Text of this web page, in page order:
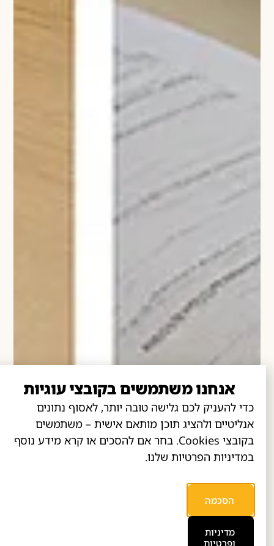
אנחנו משתמשים בקובצי עוגיות
כדי להעניק לכם גלישה טובה יותר, לאסוף נתונים
אנליטיים ולהציג תוכן מותאם אישית – משתמשים
בקובצי Cookies. בחר אם להסכים או קרא מידע נוסף
במדיניות הפרטיות שלנו.
הסכמה
מדיניות
ופרטיות